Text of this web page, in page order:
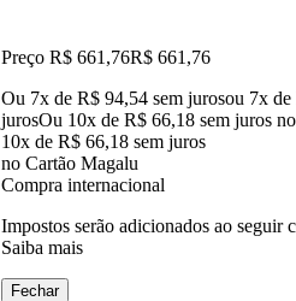
Preço R$ 661,76R$ 661 ,76
Ou 7x de R$ 94,54 sem jurosou 7x de
jurosOu 10x de R$ 66,18 sem juros
10x de R$ 66,18 sem juros
no Cartão Magalu
Compra internacional
Impostos serão adicionados ao seguir
Saiba mais
Fechar